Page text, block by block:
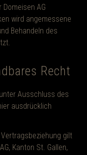
AG
wird angemessene
Behandeln des
Recht
Ausschluss des
ausdrücklich
gilt
Kanton St. Gallen,